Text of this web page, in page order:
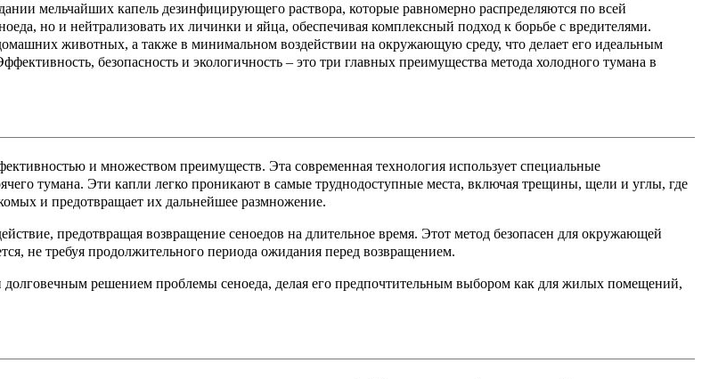
мельчайших капель дезинфицирующего раствора, которые равномерно распределяются по всей
но и нейтрализовать их личинки и яйца, обеспечивая комплексный подход к борьбе с вредителями.
животных, а также в минимальном воздействии на окружающую среду, что делает его идеальным
безопасность и экологичность – это три главных преимущества метода холодного тумана в
и множеством преимуществ. Эта современная технология использует специальные
тумана. Эти капли легко проникают в самые труднодоступные места, включая трещины, щели и углы, где
и предотвращает их дальнейшее размножение.
предотвращая возвращение сеноедов на длительное время. Этот метод безопасен для окружающей
не требуя продолжительного периода ожидания перед возвращением.
решением проблемы сеноеда, делая его предпочтительным выбором как для жилых помещений,